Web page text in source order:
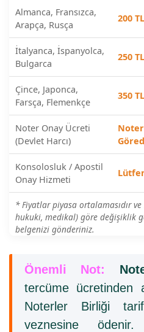
Almanca, Fransızca,
Arapça, Rusça
200
İtalyanca, İspanyolca,
Bulgarca
250
Çince, Japonca,
Farsça, Flemenkçe
350
Noter Onay Ücreti
(Devlet Harcı)
Konsolosluk / Apostil
Onay Hizmeti
* Fiyatlar piyasa ortalamasıdır
hukuki, medikal) göre değişiklik
belgenizi gönderiniz.
Önemli Not:
tercüme ücretinden
Noterler Birliği
veznesine